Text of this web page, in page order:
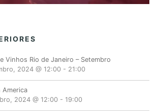
Vinhos Rio de Janeiro – Setembro
2024 @ 12:00 - 21:00
America
2024 @ 12:00 - 19:00